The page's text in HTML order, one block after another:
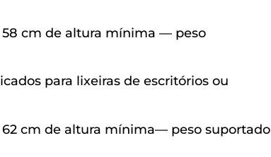
58 cm de altura mínima — peso
para lixeiras de escritórios ou
cm de altura mínima— peso suportado